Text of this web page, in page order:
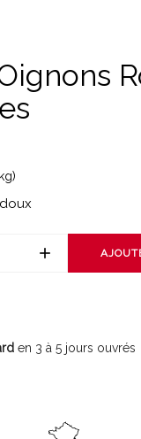
en 3 à 5 jours ouvrés